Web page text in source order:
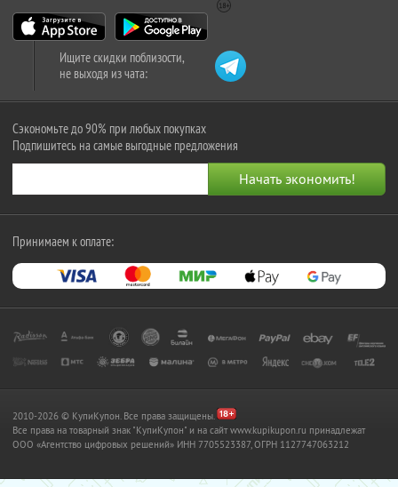
Ищите скидки поблизости,
не выходя из чата:
Сэкономьте до 90% при любых покупках
Подпишитесь на самые выгодные предложения
Принимаем к оплате:
2010-2026 © КупиКупон. Все права защищены.
Все права на товарный знак "КупиКупон" и на сайт www.kupikupon.ru принадлежат
OOO «Агентство цифровых решений» ИНН 7705523387, ОГРН 1127747063212